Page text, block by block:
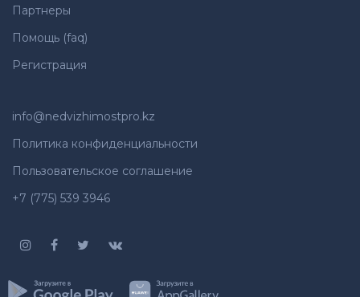
Партнеры
Помощь (faq)
Регистрация
info@nedvizhimostpro.kz
Политика конфиденциальности
Пользовательское соглашение
+7 (775) 539 3946